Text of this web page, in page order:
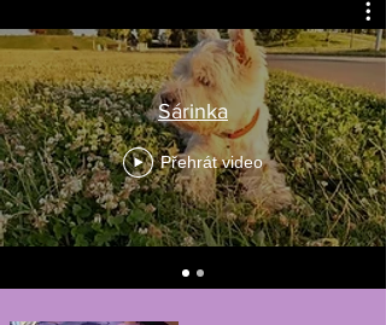
Sárinka
Přehrát video